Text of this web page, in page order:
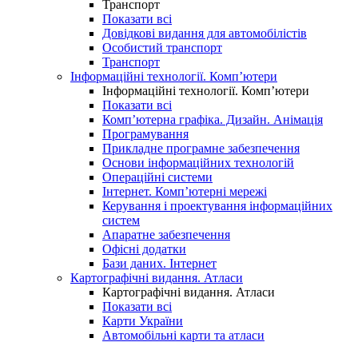
Транспорт
Показати всі
Довідкові видання для автомобілістів
Особистий транспорт
Транспорт
Інформаційні технології. Комп’ютери
Інформаційні технології. Комп’ютери
Показати всі
Комп’ютерна графіка. Дизайн. Анімація
Програмування
Прикладне програмне забезпечення
Основи інформаційних технологій
Операційні системи
Інтернет. Комп’ютерні мережі
Керування і проектування інформаційних
систем
Апаратне забезпечення
Офісні додатки
Бази даних. Інтернет
Картографічні видання. Атласи
Картографічні видання. Атласи
Показати всі
Карти України
Автомобільні карти та атласи